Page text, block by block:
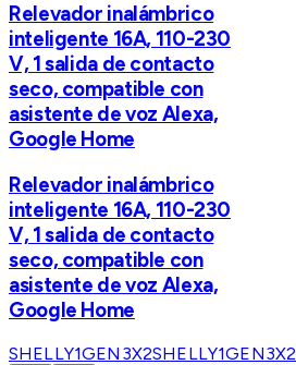
Relevador inalámbrico
inteligente 16A, 110-230
V, 1 salida de contacto
seco, compatible con
asistente de voz Alexa,
Google Home
Relevador inalámbrico
inteligente 16A, 110-230
V, 1 salida de contacto
seco, compatible con
asistente de voz Alexa,
Google Home
SHELLY1GEN3X2SHELLY1GEN3X2